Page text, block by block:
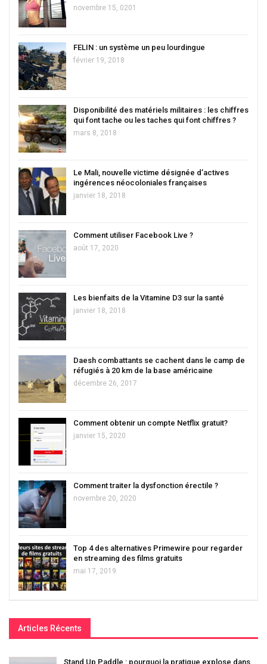
novembre 15, 0201
FELIN : un système un peu lourdingue
février 19, 2018
Disponibilité des matériels militaires : les chiffres
qui font tache ou les taches qui font chiffres ?
mars 8, 2018
Le Mali, nouvelle victime désignée d’actives
ingérences néocoloniales françaises
janvier 18, 2018
Comment utiliser Facebook Live ?
août 17, 2020
Les bienfaits de la Vitamine D3 sur la santé
janvier 18, 2018
Daesh combattants se cachent dans le camp de
réfugiés à 20 km de la base américaine
décembre 26, 2017
Comment obtenir un compte Netflix gratuit?
janvier 15, 2020
Comment traiter la dysfonction érectile ?
novembre 20, 2020
Top 4 des alternatives Primewire pour regarder
en streaming des films gratuits
mai 17, 2019
Articles Récents
Stand Up Paddle : pourquoi la pratique explose dans